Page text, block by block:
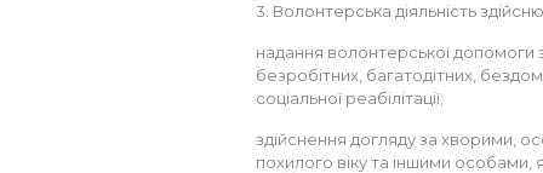
3. Волонтерська діяльність
надання волонтерської
безробітних, багатодітних,
соціальної реабілітації;
здійснення догляду за хворими,
похилого віку та іншими особами,